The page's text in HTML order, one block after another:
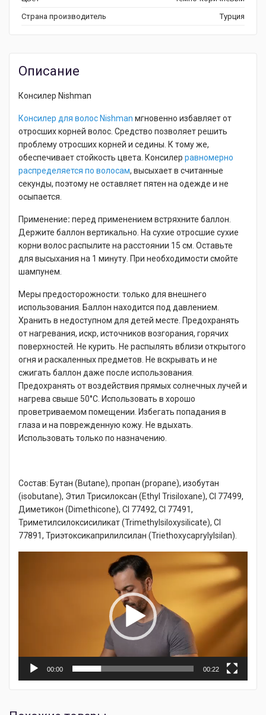
Страна производитель
Турция
Описание
Консилер Nishman
Консилер для волос Nishman мгновенно избавляет от
отросших корней волос. Средство позволяет решить
проблему отросших корней и седины. К тому же,
обеспечивает стойкость цвета. Консилер равномерно
распределяется по волосам, высыхает в считанные
секунды, поэтому не оставляет пятен на одежде и не
осыпается.
Применение: перед применением встряхните баллон.
Держите баллон вертикально. На сухие отросшие сухие
корни волос распылите на расстоянии 15 см. Оставьте
для высыхания на 1 минуту. При необходимости смойте
шампунем.
Меры предосторожности: только для внешнего
использования. Баллон находится под давлением.
Хранить в недоступном для детей месте. Предохранять
от нагревания, искр, источников возгорания, горячих
поверхностей. Не курить. Не распылять вблизи открытого
огня и раскаленных предметов. Не вскрывать и не
сжигать баллон даже после использования.
Предохранять от воздействия прямых солнечных лучей и
нагрева свыше 50°С. Использовать в хорошо
проветриваемом помещении. Избегать попадания в
глаза и на поврежденную кожу. Не вдыхать.
Использовать только по назначению.
Состав: Бутан (Butane), пропан (propane), изобутан
(isobutane), Этил Трисилоксан (Ethyl Trisiloxane), CI 77499,
Диметикон (Dimethicone), CI 77492, CI 77491,
Триметилсилоксисиликат (Trimethylsiloxysilicate), CI
77891, Триэтоксикаприлилсилан (Triethoxycaprylylsilan).
00:00 00:22